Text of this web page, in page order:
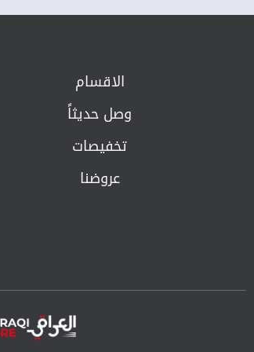
الاقسام
وصل حديثاً
تخفيصات
عروضنا